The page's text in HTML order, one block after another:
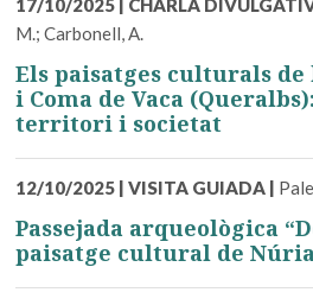
17/10/2025 | CHARLA
M.; Carbonell, A.
Els paisatges culturals
i Coma de Vaca
territori i societat
12/10/2025 |VISITA GUIADA |
Passejada arqueològica
paisatge cultural de